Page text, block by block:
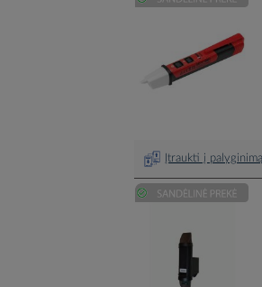
Įtraukti į palyginimą